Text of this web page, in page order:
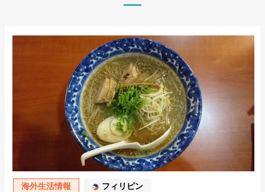
海外生活情報 フィリピン